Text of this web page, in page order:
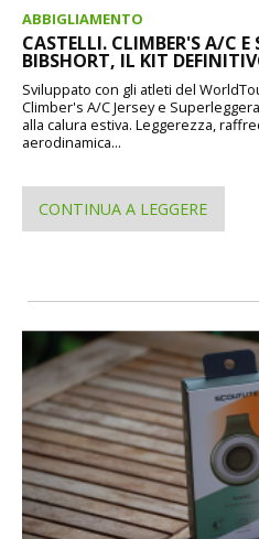
ABBIGLIAMENTO
CASTELLI. CLIMBER'S A/C E
BIBSHORT, IL KIT
Sviluppato con gli atleti del
Climber's A/C Jersey e
alla calura estiva. Leggerezza,
aerodinamica...
CONTINUA A LEGGERE